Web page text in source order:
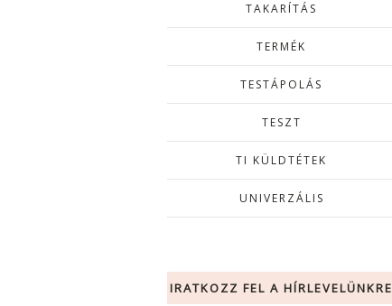
TAKARÍTÁS
TERMÉK
TESTÁPOLÁS
TESZT
TI KÜLDTÉTEK
UNIVERZÁLIS
IRATKOZZ FEL A HÍRLEVELÜNKRE